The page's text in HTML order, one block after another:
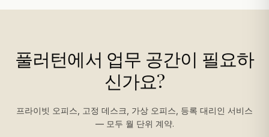
풀러턴에서 업무 공간이 필요하
신가요?
프라이빗 오피스, 고정 데스크, 가상 오피스, 등록 대리인 서비스
— 모두 월 단위 계약.